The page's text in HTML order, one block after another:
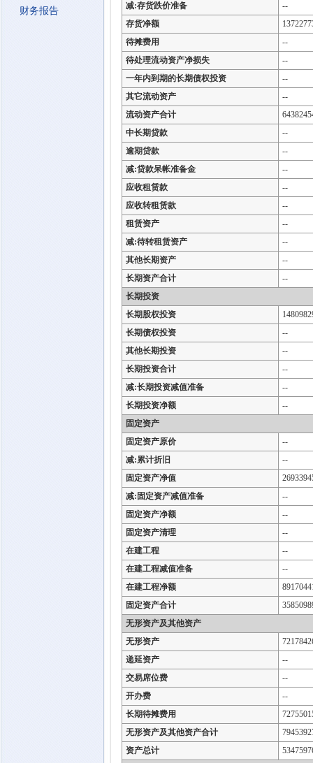
财务报告
减:存货跌价准备
--
存货净额
待摊费用
--
待处理流动资产净损失
--
一年内到期的长期债权投资
--
其它流动资产
--
流动资产合计
中长期贷款
--
逾期贷款
--
减:贷款呆帐准备金
--
应收租赁款
--
应收转租赁款
--
租赁资产
--
减:待转租赁资产
--
其他长期资产
--
长期资产合计
--
长期投资
长期股权投资
长期债权投资
--
其他长期投资
--
长期投资合计
--
减:长期投资减值准备
--
长期投资净额
--
固定资产
固定资产原价
--
减:累计折旧
--
固定资产净值
减:固定资产减值准备
--
固定资产净额
--
固定资产清理
--
在建工程
--
在建工程减值准备
--
在建工程净额
固定资产合计
无形资产及其他资产
无形资产
递延资产
--
交易席位费
--
开办费
--
长期待摊费用
无形资产及其他资产合计
资产总计